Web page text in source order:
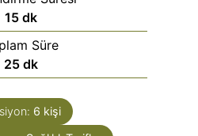
15 dk
Süre
25 dk
6 kişi